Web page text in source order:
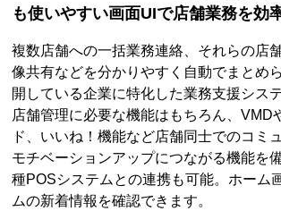
も使いやすい画面UIで店舗業務を効
複数店舗への一括業務連絡、それらの店
像共有などを分かりやすく自動でまとめ
開している企業に特化した業務支援シス
店舗管理に必要な機能はもちろん、VMD
ド、いいね！機能など店舗同士でのコミ
モチベーションアップにつながる機能を
種POSシステムとの連携も可能。ホーム
ムの新着情報を確認できます。